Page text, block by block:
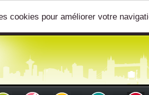
cookies pour améliorer votre